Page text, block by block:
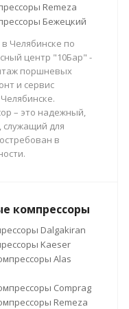
Remeza
Бежецкий
Челябинске по
центр "10Бар" -
поршневых
и сервис
– это надежный,
служащий для
в
компрессоры
Dalgakiran
Kaeser
Alas
Comprag
Remeza